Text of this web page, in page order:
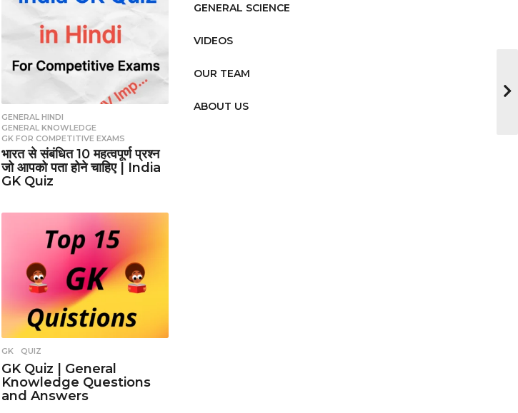
GENERAL HINDI
GENERAL KNOWLEDGE
GK FOR COMPETITIVE EXAMS
भारत से संबंधित 10 महत्वपूर्ण प्रश्न
जो आपको पता होने चाहिए | India
GK Quiz
GK ,QUIZ
GK Quiz | General
Knowledge Questions
and Answers
GENERAL SCIENCE
VIDEOS
OUR TEAM
ABOUT US